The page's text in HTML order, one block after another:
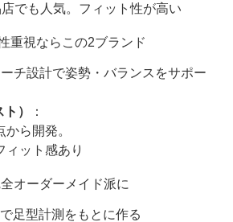
でも人気。フィット性が高い
重視ならこの2ブランド
ーチ設計で姿勢・バランスをサポー
）
：
ら開発。
ィット感あり
オーダーメイド派に
足型計測をもとに作る